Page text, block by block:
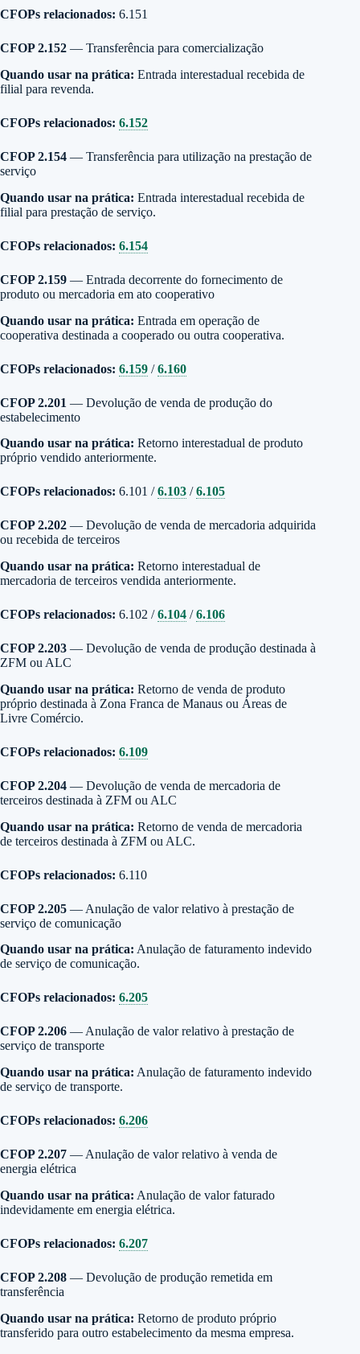
CFOPs relacionados: 6.151
CFOP 2.152 — Transferência para comercialização
Quando usar na prática: Entrada interestadual recebida de
filial para revenda.
CFOPs relacionados: 6.152
CFOP 2.154 — Transferência para utilização na prestação de
serviço
Quando usar na prática: Entrada interestadual recebida de
filial para prestação de serviço.
CFOPs relacionados: 6.154
CFOP 2.159 — Entrada decorrente do fornecimento de
produto ou mercadoria em ato cooperativo
Quando usar na prática: Entrada em operação de
cooperativa destinada a cooperado ou outra cooperativa.
CFOPs relacionados: 6.159 /6.160
CFOP 2.201 — Devolução de venda de produção do
estabelecimento
Quando usar na prática: Retorno interestadual de produto
próprio vendido anteriormente.
CFOPs relacionados: 6.101 /6.103 /6.105
CFOP 2.202 — Devolução de venda de mercadoria adquirida
ou recebida de terceiros
Quando usar na prática: Retorno interestadual de
mercadoria de terceiros vendida anteriormente.
CFOPs relacionados: 6.102 /6.104 /6.106
CFOP 2.203 — Devolução de venda de produção destinada à
ZFM ou ALC
Quando usar na prática: Retorno de venda de produto
próprio destinada à Zona Franca de Manaus ou Áreas de
Livre Comércio.
CFOPs relacionados: 6.109
CFOP 2.204 — Devolução de venda de mercadoria de
terceiros destinada à ZFM ou ALC
Quando usar na prática: Retorno de venda de mercadoria
de terceiros destinada à ZFM ou ALC.
CFOPs relacionados: 6.110
CFOP 2.205 — Anulação de valor relativo à prestação de
serviço de comunicação
Quando usar na prática: Anulação de faturamento indevido
de serviço de comunicação.
CFOPs relacionados: 6.205
CFOP 2.206 — Anulação de valor relativo à prestação de
serviço de transporte
Quando usar na prática: Anulação de faturamento indevido
de serviço de transporte.
CFOPs relacionados: 6.206
CFOP 2.207 — Anulação de valor relativo à venda de
energia elétrica
Quando usar na prática: Anulação de valor faturado
indevidamente em energia elétrica.
CFOPs relacionados: 6.207
CFOP 2.208 — Devolução de produção remetida em
transferência
Quando usar na prática: Retorno de produto próprio
transferido para outro estabelecimento da mesma empresa.